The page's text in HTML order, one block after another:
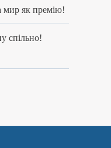
як премію!
спільно!